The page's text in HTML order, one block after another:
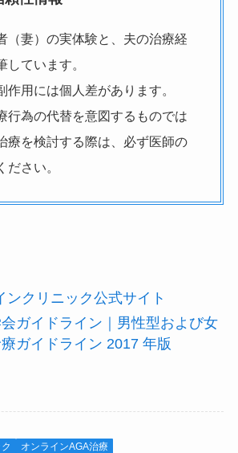
（妻）の実体験と、夫の治療経
しています。
用には個人差があります。
行為の代替を意図するものでは
療を検討する際は、必ず医師の
ださい。
ンクリニック公式サイト
ガイドライン｜男性型および女
ガイドライン 2017 年版
オンラインAGA治療